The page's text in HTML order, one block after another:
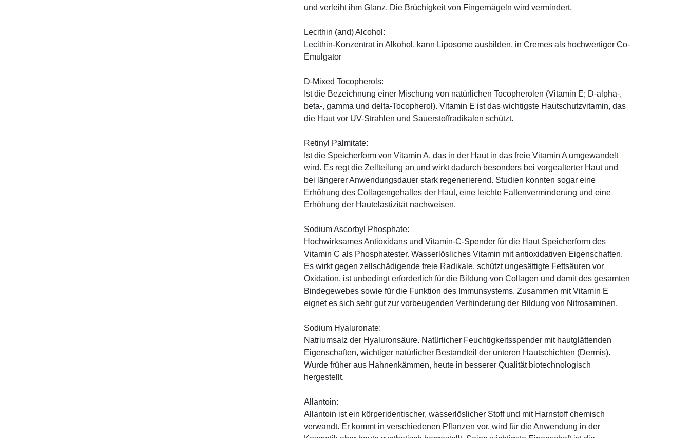
und verleiht ihm Glanz. Die Brüchigkeit von Fingernägeln wird vermindert.
Lecithin (and) Alcohol:
Lecithin-Konzentrat in Alkohol, kann Liposome ausbilden, in Cremes als hochwertiger Co-
Emulgator
D-Mixed Tocopherols:
Ist die Bezeichnung einer Mischung von natürlichen Tocopherolen (Vitamin E; D-alpha-,
beta-, gamma und delta-Tocopherol). Vitamin E ist das wichtigste Hautschutzvitamin, das
die Haut vor UV-Strahlen und Sauerstoffradikalen schützt.
Retinyl Palmitate:
Ist die Speicherform von Vitamin A, das in der Haut in das freie Vitamin A umgewandelt
wird. Es regt die Zellteilung an und wirkt dadurch besonders bei vorgealterter Haut und
bei längerer Anwendungsdauer stark regenerierend. Studien konnten sogar eine
Erhöhung des Collagengehaltes der Haut, eine leichte Faltenverminderung und eine
Erhöhung der Hautelastizität nachweisen.
Sodium Ascorbyl Phosphate:
Hochwirksames Antioxidans und Vitamin-C-Spender für die Haut Speicherform des
Vitamin C als Phosphatester. Wasserlösliches Vitamin mit antioxidativen Eigenschaften.
Es wirkt gegen zellschädigende freie Radikale, schützt ungesättigte Fettsäuren vor
Oxidation, ist unbedingt erforderlich für die Bildung von Collagen und damit des gesamten
Bindegewebes sowie für die Funktion des Immunsystems. Zusammen mit Vitamin E
eignet es sich sehr gut zur vorbeugenden Verhinderung der Bildung von Nitrosaminen.
Sodium Hyaluronate:
Natriumsalz der Hyaluronsäure. Natürlicher Feuchtigkeitsspender mit hautglättenden
Eigenschaften, wichtiger natürlicher Bestandteil der unteren Hautschichten (Dermis).
Wurde früher aus Hahnenkämmen, heute in besserer Qualität biotechnologisch
hergestellt.
Allantoin:
Allantoin ist ein körperidentischer, wasserlöslicher Stoff und mit Harnstoff chemisch
verwandt. Er kommt in verschiedenen Pflanzen vor, wird für die Anwendung in der